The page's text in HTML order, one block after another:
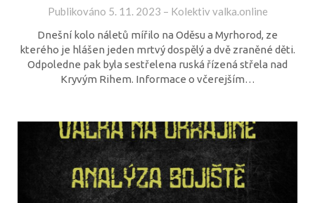
Publikováno 5. 11. 2023 – Kolektiv valka.online
Dnešní kolo náletů mířilo na Oděsu a Myrhorod, ze
kterého je hlášen jeden mrtvý dospělý a dvě zraněné děti.
Odpoledne pak byla sestřelena ruská řízená střela nad
Kryvým Rihem. Informace o včerejším…